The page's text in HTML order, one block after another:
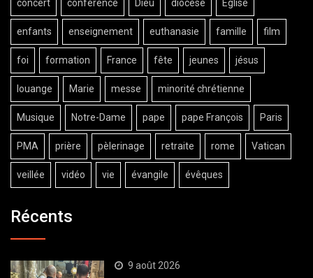
concert conférence Dieu diocèse Eglise
enfants enseignement euthanasie famille film
foi formation France fête jeunes jésus
louange Marie messe minorité chrétienne
Musique Notre-Dame pape pape François Paris
PMA prière pèlerinage retraite rome Vatican
veillée vidéo vie évangile évêques
Récents
9 août 2026